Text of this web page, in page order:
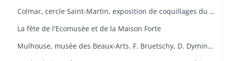
Colmar, cercle Saint-Martin, exposition de coquillages du monde
La fête de l'Ecomusée et de la Maison Forte
Mulhouse, musée des Beaux-Arts. F. Bruetschy, D. Dyminski, C. Gebhardt, B. Latuner, J.F. Nourisson, J.-C. Wallios